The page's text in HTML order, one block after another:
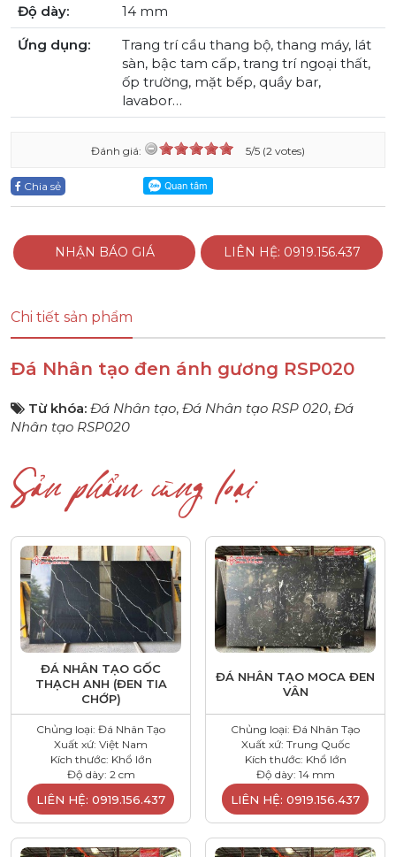
Độ dày:
14 mm
Ứng dụng:
Trang trí cầu thang bộ, thang máy, lát
sàn, bậc tam cấp, trang trí ngoại thất,
ốp trường, mặt bếp, quầy bar,
lavabor…
Đánh giá: 5/5 (2 votes)
Chia sẻ
NHẬN BÁO GIÁ LIÊN HỆ: 0919.156.437
Chi tiết sản phẩm
Đá Nhân tạo đen ánh gương RSP020
Từ khóa: Đá Nhân tạo, Đá Nhân tạo RSP 020, Đá
Nhân tạo RSP020
Sản phẩm cùng loại
ĐÁ NHÂN TẠO GỐC
THẠCH ANH (ĐEN TIA
CHỚP)
Chủng loại: Đá Nhân Tạo
Xuất xứ: Việt Nam
Kích thước: Khổ lớn
Độ dày: 2 cm
LIÊN HỆ: 0919.156.437
ĐÁ NHÂN TẠO MOCA ĐEN
VÂN
Chủng loại: Đá Nhân Tạo
Xuất xứ: Trung Quốc
Kích thước: Khổ lớn
Độ dày: 14 mm
LIÊN HỆ: 0919.156.437